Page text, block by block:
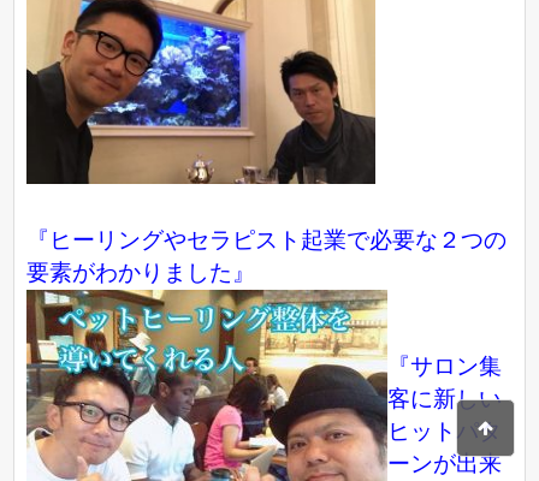
『ヒーリングやセラピスト起業で必要な２つの
要素がわかりました』
『サロン集
客に新しい
ヒットパタ
ーンが出来